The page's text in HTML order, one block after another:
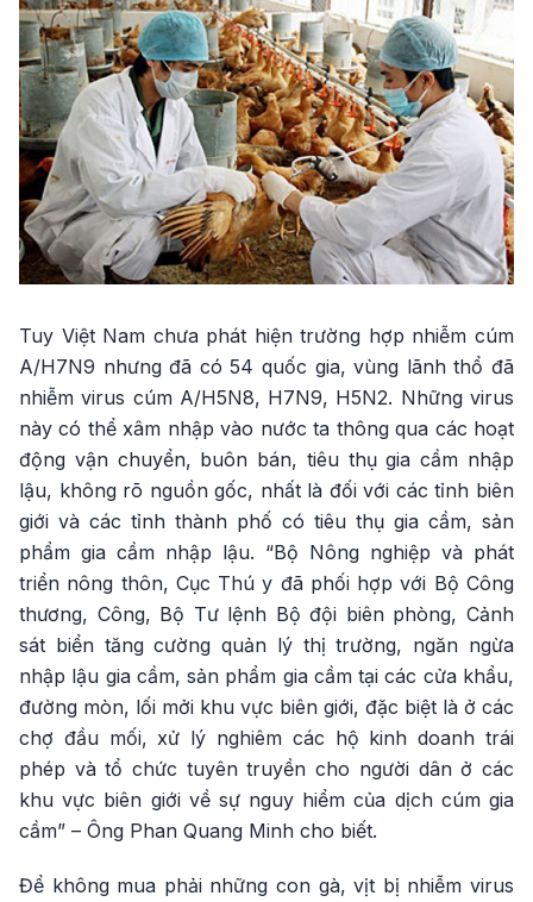
Tuy Việt Nam chưa phát hiện trường hợp nhiễm cúm
A/H7N9 nhưng đã có 54 quốc gia, vùng lãnh thổ đã
nhiễm virus cúm A/H5N8, H7N9, H5N2. Những virus
này có thể xâm nhập vào nước ta thông qua các hoạt
động vận chuyển, buôn bán, tiêu thụ gia cầm nhập
lậu, không rõ nguồn gốc, nhất là đối với các tỉnh biên
giới và các tỉnh thành phố có tiêu thụ gia cầm, sản
phẩm gia cầm nhập lậu. “Bộ Nông nghiệp và phát
triển nông thôn, Cục Thú y đã phối hợp với Bộ Công
thương, Công, Bộ Tư lệnh Bộ đội biên phòng, Cảnh
sát biển tăng cường quản lý thị trường, ngăn ngừa
nhập lậu gia cầm, sản phẩm gia cầm tại các cửa khẩu,
đường mòn, lối mởi khu vực biên giới, đặc biệt là ở các
chợ đầu mối, xử lý nghiêm các hộ kinh doanh trái
phép và tổ chức tuyên truyền cho người dân ở các
khu vực biên giới về sự nguy hiểm của dịch cúm gia
cầm” – Ông Phan Quang Minh cho biết.
Để không mua phải những con gà, vịt bị nhiễm virus